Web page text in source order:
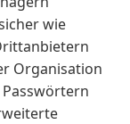
wie
Organisation